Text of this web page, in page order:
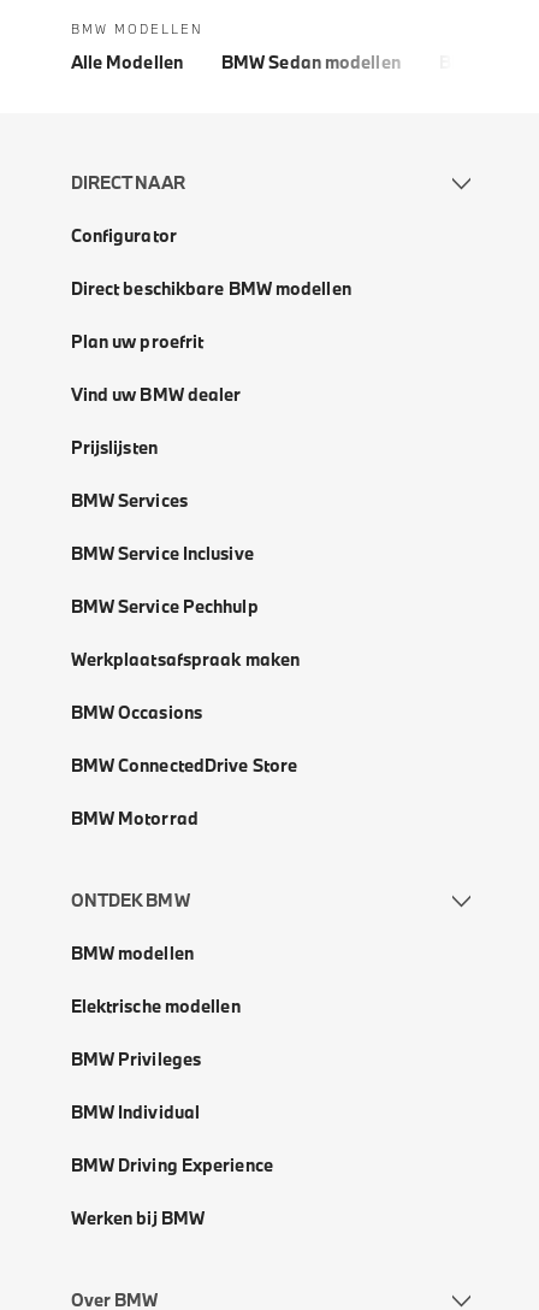
BMW MODELLEN
Alle Modellen BMW Sedan modellen
DIRECT NAAR
Configurator
Direct beschikbare BMW modellen
Plan uw proefrit
Vind uw BMW dealer
Prijslijsten
BMW Services
BMW Service Inclusive
BMW Service Pechhulp
Werkplaatsafspraak maken
BMW Occasions
BMW ConnectedDrive Store
BMW Motorrad
ONTDEK BMW
BMW modellen
Elektrische modellen
BMW Privileges
BMW Individual
BMW Driving Experience
Werken bij BMW
Over BMW